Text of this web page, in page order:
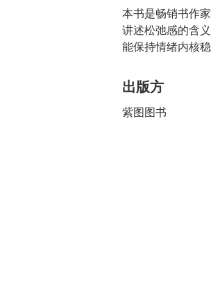
本书是畅销书作
讲述松弛感的含
能保持情绪内核
出版方
紫图图书